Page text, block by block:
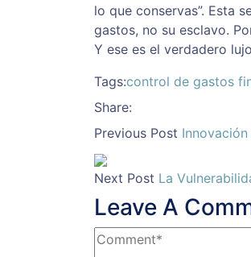
lo que conservas”. Esta
gastos, no su esclavo.
Y ese es el verdadero
Tags:control de gastos
Share:
Previous Post
Next Post La
Leave A